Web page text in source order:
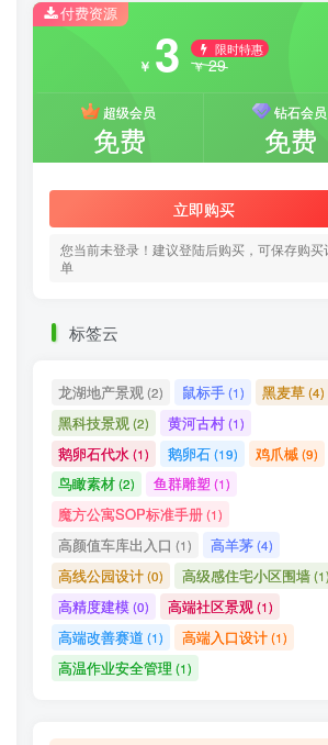
付费资源
￥ 3 限时特惠
￥29
超级会员
免费
钻石会员
免费
立即购买
您当前未登录！建议登陆后购买，可保存购买
单
标签云
龙湖地产景观(2) 鼠标手(1) 黑麦草(4)
黑科技景观 (2) 黄河古村(1)
鹅卵石代水 (1) 鹅卵石(19) 鸡爪槭(9)
鸟瞰素材(2) 鱼群雕塑 (1)
魔方公寓SOP标准手册(1)
高颜值车库出入口 (1) 高羊茅(4)
高线公园设计(0) 高级感住宅小区围墙(1)
高精度建模(0) 高端社区景观(1)
高端改善赛道 (1) 高端入口设计(1)
高温作业安全管理 (1)